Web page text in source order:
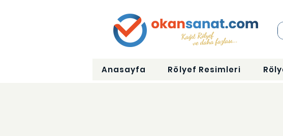
Anasayfa Rölyef Resimleri